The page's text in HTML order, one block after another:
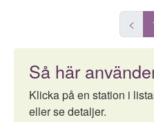
<
Så här
Klicka på en station i
eller se detaljer.